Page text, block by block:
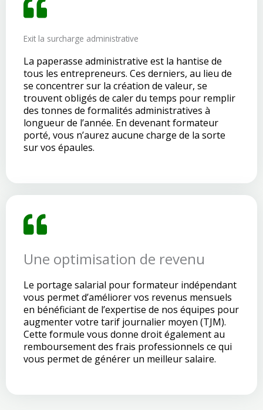
Exit la surcharge administrative
La paperasse administrative est la hantise de
tous les entrepreneurs. Ces derniers, au lieu de
se concentrer sur la création de valeur, se
trouvent obligés de caler du temps pour remplir
des tonnes de formalités administratives à
longueur de l’année. En devenant formateur
porté, vous n’aurez aucune charge de la sorte
sur vos épaules.
Une optimisation de revenu
Le portage salarial pour formateur indépendant
vous permet d’améliorer vos revenus mensuels
en bénéficiant de l’expertise de nos équipes pour
augmenter votre tarif journalier moyen (TJM).
Cette formule vous donne droit également au
remboursement des frais professionnels ce qui
vous permet de générer un meilleur salaire.